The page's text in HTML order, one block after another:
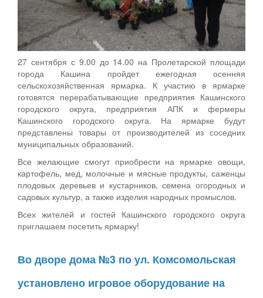
27 сентября с 9.00 до 14.00 на Пролетарской площади
города Кашина пройдет ежегодная осенняя
сельскохозяйственная ярмарка. К участию в ярмарке
готовятся перерабатывающие предприятия Кашинского
городского округа, предприятия АПК и фермеры
Кашинского городского округа. На ярмарке будут
представлены товары от производителей из соседних
муниципальных образований.
Все желающие смогут приобрести на ярмарке овощи,
картофель, мед, молочные и мясные продукты, саженцы
плодовых деревьев и кустарников, семена огородных и
садовых культур, а также изделия народных промыслов.
Всех жителей и гостей Кашинского городского округа
приглашаем посетить ярмарку!
Во дворе дома №3 по ул. Комсомольская
установлено игровое оборудование на